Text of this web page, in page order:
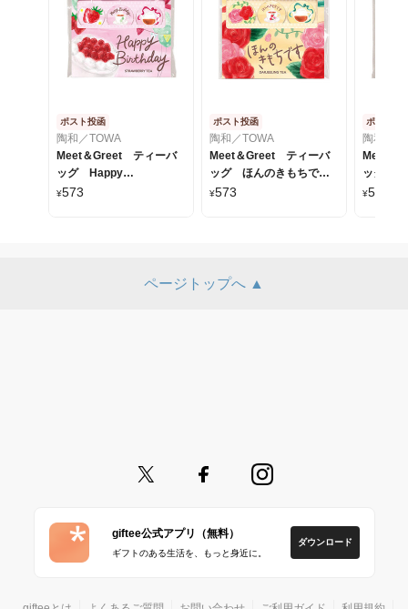
ポスト投函
陶和／TOWA
Meet＆Greet ティーバ
ッグ Happy
Brithday【ポスト投函】
¥573
ポスト投函
陶和／TOWA
Meet＆Greet ティーバ
ッグ ほんのきもちです
【ポスト投函】
¥573
ポスト投
陶和／
Meet＆
ッグ【
¥573
ページトップへ ▲
giftee公式アプリ（無料）
ギフトのある生活を、もっと身近に。
ダウンロード